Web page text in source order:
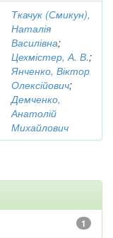
Ткачук (Смикун),
Наталія
Василівна;
Цехмістер, А. В.;
Янченко, Віктор
Олексійович;
Демченко,
Анатолій
Михайлович
1